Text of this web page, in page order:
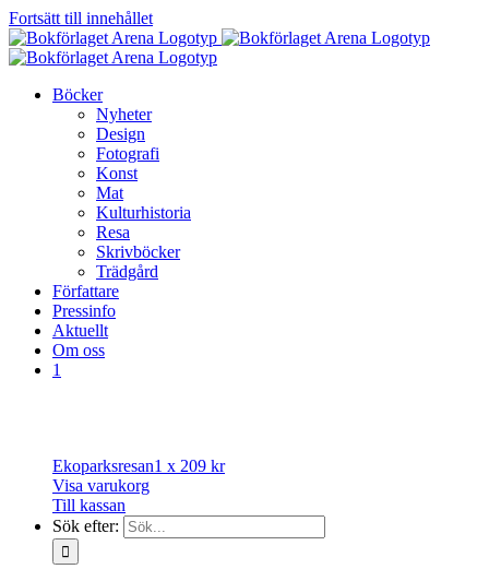
Fortsätt till innehållet
Böcker
Nyheter
Design
Fotografi
Konst
Mat
Kulturhistoria
Resa
Skrivböcker
Trädgård
Författare
Pressinfo
Aktuellt
Om oss
1
Ekoparksresan1 x 209 kr
Visa varukorg
Till kassan
Sök efter: